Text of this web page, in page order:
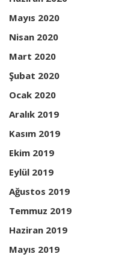
Mayıs 2020
Nisan 2020
Mart 2020
Şubat 2020
Ocak 2020
Aralık 2019
Kasım 2019
Ekim 2019
Eylül 2019
Ağustos 2019
Temmuz 2019
Haziran 2019
Mayıs 2019